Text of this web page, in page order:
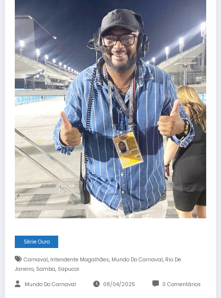
Série Ouro
Carnaval, Intendente Magalhães, Mundo Do Carnaval, Rio De
Janeiro, Samba, Sapucai
Mundo Do Carnaval 08/04/2025 0 Comentários